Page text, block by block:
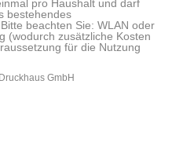
pro Haushalt und darf
bestehendes
beachten Sie: WLAN oder
(wodurch zusätzliche Kosten
für die Nutzung
GmbH